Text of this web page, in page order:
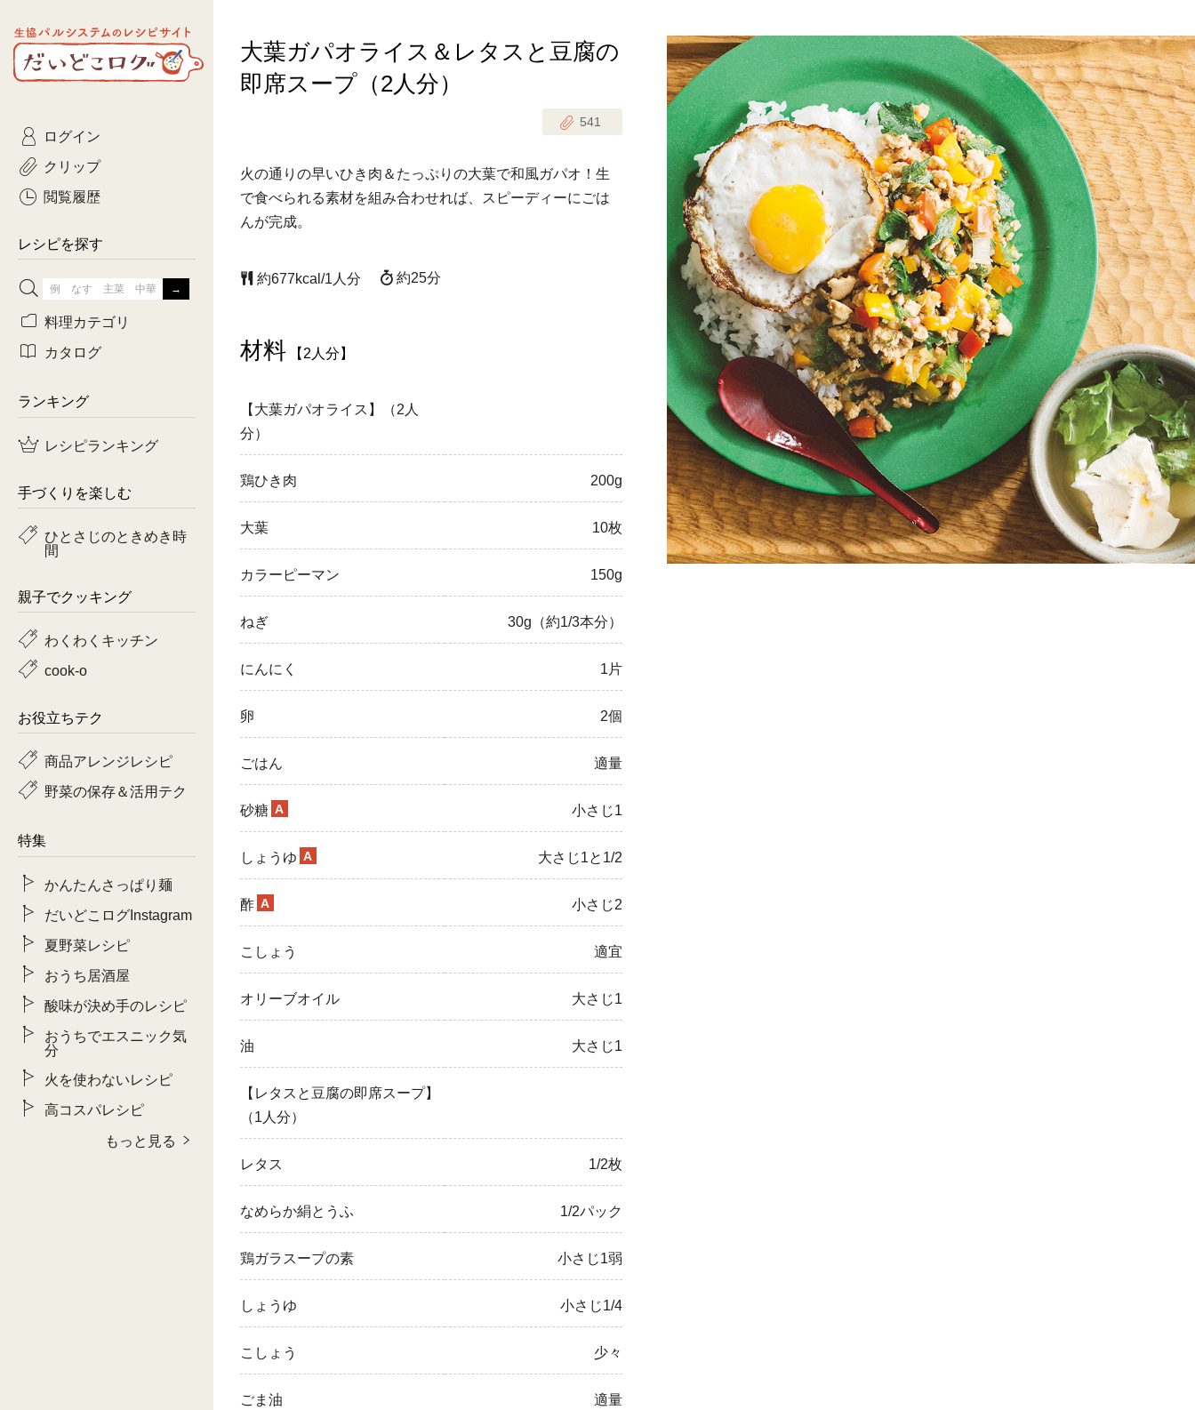
生協パルシステムのレシピ
サイト
だいどこログ
大葉ガパオライス＆レタスと豆腐の
即席スープ（2人分）
541
火の通りの早いひき肉＆たっぷりの大葉で和風ガパオ！生
で食べられる素材を組み合わせれば、スピーディーにごは
んが完成。
約677kcal/1人分 約25分
材料 【2人分】
【大葉ガパオライス】（2人
分）
鶏ひき肉 200g
大葉 10枚
カラーピーマン 150g
ねぎ 30g（約1/3本分）
にんにく 1片
卵 2個
ごはん 適量
砂糖 A 小さじ1
しょうゆ A 大さじ1と1/2
酢 A 小さじ2
こしょう 適宜
オリーブオイル 大さじ1
油 大さじ1
【レタスと豆腐の即席スープ】
（1人分）
レタス 1/2枚
なめらか絹とうふ 1/2パック
鶏ガラスープの素 小さじ1弱
しょうゆ 小さじ1/4
こしょう 少々
ごま油 適量
ログイン
クリップ
閲覧履歴
レシピを探す
ひとさじのときめき時間
農家生まれの野菜レシピ
3日分ごはんセット（2人分）
有賀薫さんのスープ
トマト たまねぎ
料理カテゴリ
主菜 副菜
サラダ・あえもの
おつまみ おやつ・デザート
カタログ
コトコト
ぷれーんぺいじ
ランキング
レシピランキング
手づくりを楽しむ
ひとさじのときめき時
間
親子でクッキング
わくわくキッチン
cook-o
お役立ちテク
商品アレンジレシピ
野菜の保存＆活用テク
特集
かんたんさっぱり麺
だいどこログInstagram
夏野菜レシピ
おうち居酒屋
酸味が決め手のレシピ
おうちでエスニック気
分
火を使わないレシピ
高コスパレシピ
もっと見る